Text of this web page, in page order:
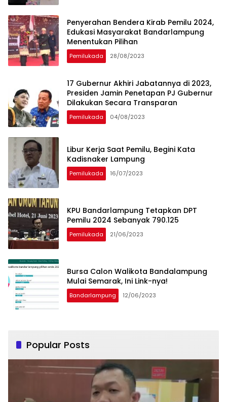
Penyerahan Bendera Kirab Pemilu 2024,
Edukasi Masyarakat Bandarlampung
Menentukan Pilihan
Pemilukada 28/08/2023
17 Gubernur Akhiri Jabatannya di 2023,
Presiden Jamin Penetapan PJ Gubernur
Dilakukan Secara Transparan
Pemilukada 04/08/2023
Libur Kerja Saat Pemilu, Begini Kata
Kadisnaker Lampung
Pemilukada 16/07/2023
KPU Bandarlampung Tetapkan DPT
Pemilu 2024 Sebanyak 790.125
Pemilukada 21/06/2023
Bursa Calon Walikota Bandalampung
Mulai Semarak, Ini Link-nya!
Bandarlampung 12/06/2023
Popular Posts